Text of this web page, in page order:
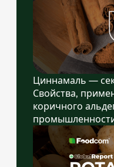
Циннамаль —
Свойства,
коричного